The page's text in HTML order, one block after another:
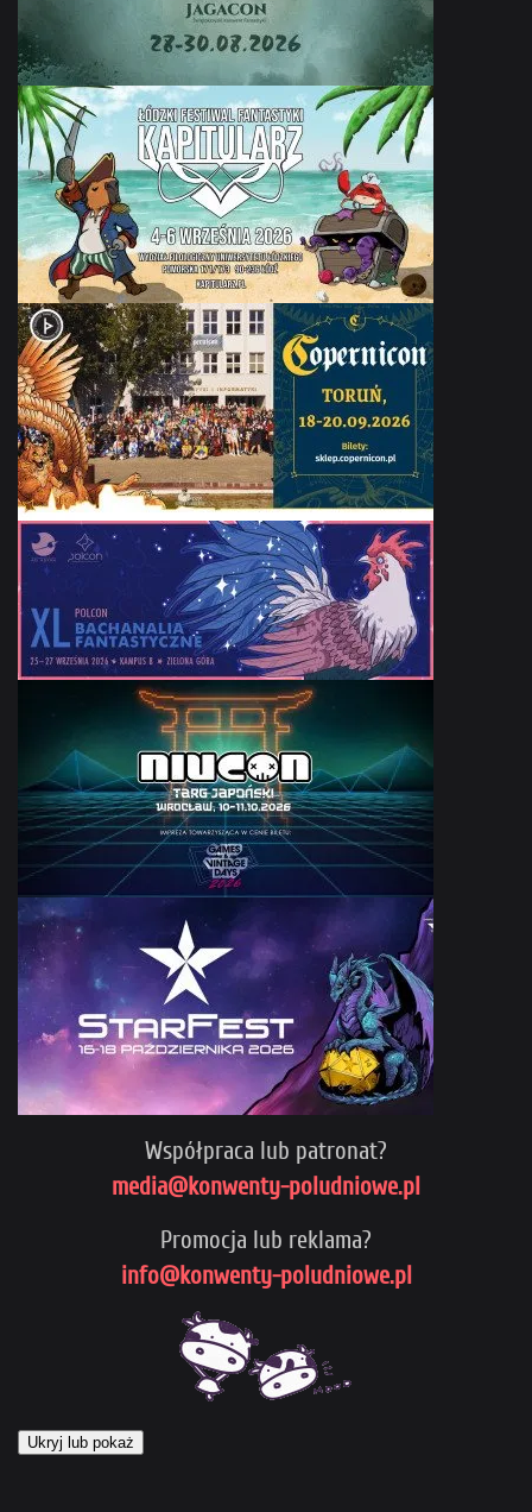
Współpraca lub patronat?
media@konwenty-poludniowe.pl
Promocja lub reklama?
info@konwenty-poludniowe.pl
Ukryj lub pokaż